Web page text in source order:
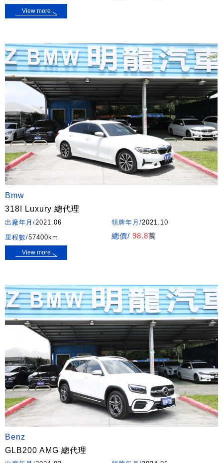
View more
Bmw
318I Luxury 總代理
出廠年月/2021.06 領牌年月/2021.10
里程數/57400km 總價/ 98.8萬
View more
Benz
GLB200 AMG 總代理